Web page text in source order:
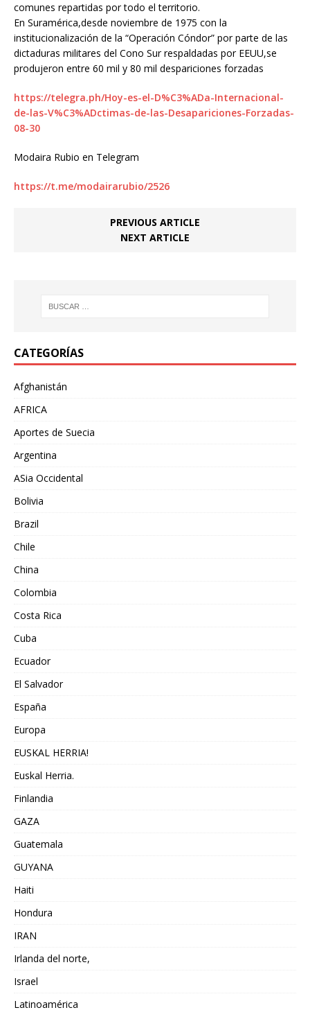
comunes repartidas por todo el territorio.
En Suramérica,desde noviembre de 1975 con la
institucionalización de la “Operación Cóndor” por parte de las
dictaduras militares del Cono Sur respaldadas por EEUU,se
produjeron entre 60 mil y 80 mil despariciones forzadas
https://telegra.ph/Hoy-es-el-D%C3%ADa-Internacional-
de-las-V%C3%ADctimas-de-las-Desapariciones-Forzadas-
08-30
Modaira Rubio en Telegram
https://t.me/modairarubio/2526
PREVIOUS ARTICLE
NEXT ARTICLE
CATEGORÍAS
Afghanistán
AFRICA
Aportes de Suecia
Argentina
ASia Occidental
Bolivia
Brazil
Chile
China
Colombia
Costa Rica
Cuba
Ecuador
El Salvador
España
Europa
EUSKAL HERRIA!
Euskal Herria.
Finlandia
GAZA
Guatemala
GUYANA
Haiti
Hondura
IRAN
Irlanda del norte,
Israel
Latinoamérica